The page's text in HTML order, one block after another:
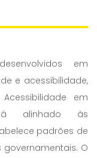
em
e acessibilidade,
em
alinhado às
padrões de
O